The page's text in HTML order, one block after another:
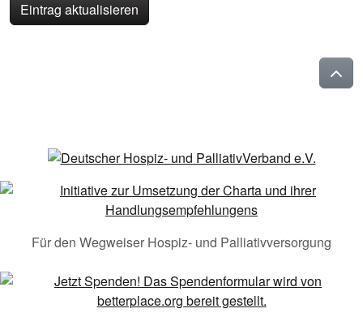
Eintrag aktualisieren
Für den Wegweiser Hospiz- und Palliativversorgung